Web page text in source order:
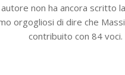
non ha ancora scritto
orgogliosi di dire che
contribuito con 84 voci.